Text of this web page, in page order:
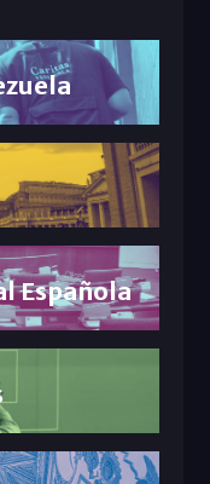
Española